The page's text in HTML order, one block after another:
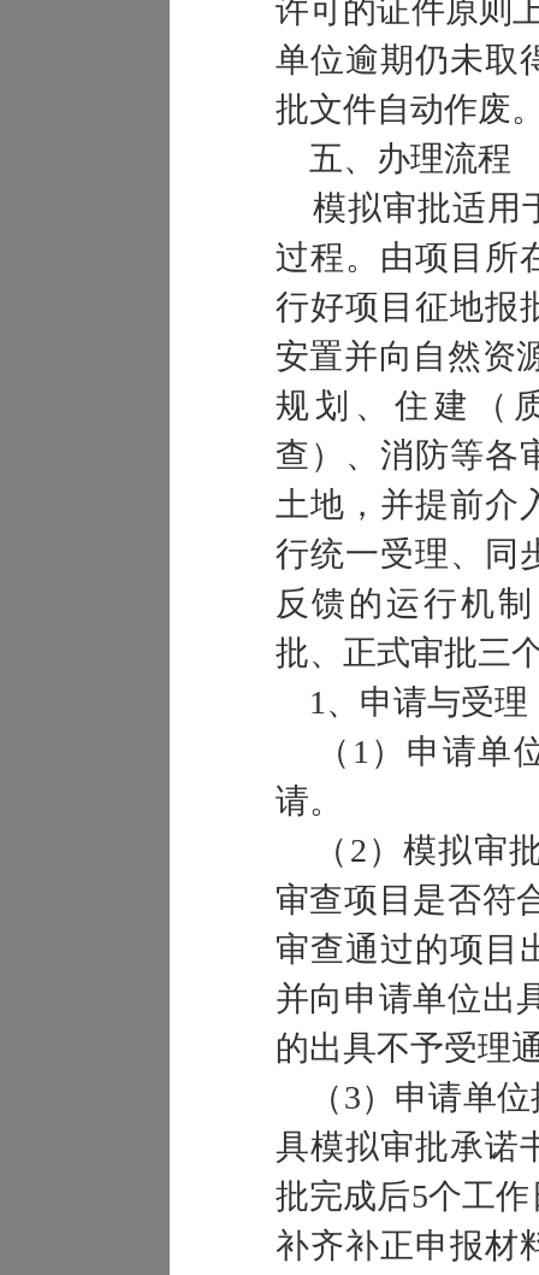
许可的证件原则
单位逾期仍未取
批文件自动作废
五、办理流程
模拟审批适用
过程。由项目所
行好项目征地报
安置并向自然资
规划、住建（
查）、消防等各
土地，并提前介
行统一受理、同
反馈的运行机
批、正式审批三
1、申请与受理
（1）申请单
请。
（2）模拟审
审查项目是否符
审查通过的项目
并向申请单位出
的出具不予受理
（3）申请单位
具模拟审批承诺
批完成后5个工
补齐补正申报材